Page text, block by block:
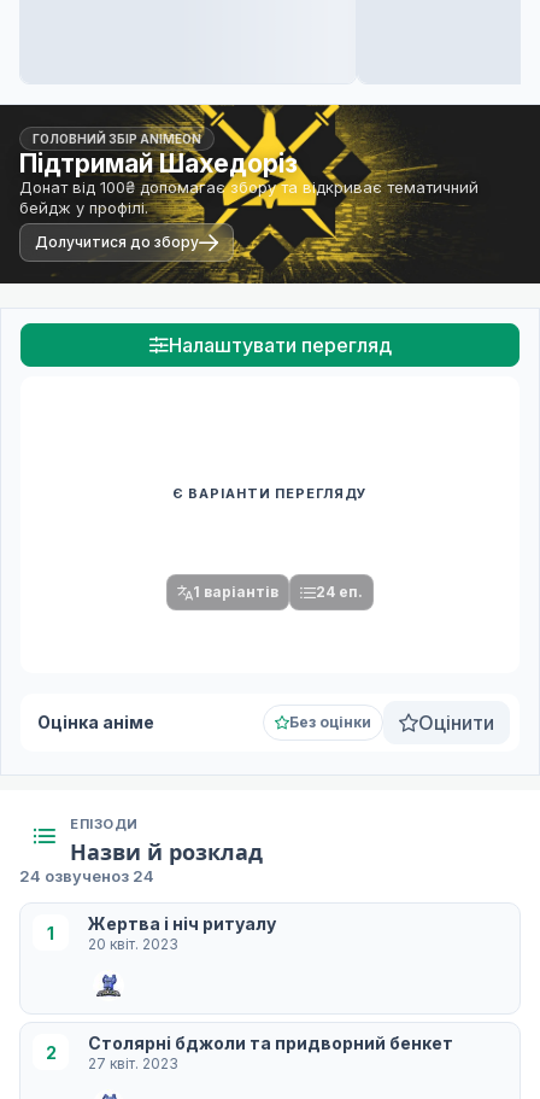
ГОЛОВНИЙ ЗБІР ANIMEON
Підтримай Шахедоріз
Донат від 100₴ допомагає збору та відкриває тематичний
бейдж у профілі.
Долучитися до збору
Налаштувати перегляд
Є ВАРІАНТИ ПЕРЕГЛЯДУ
1 варіантів 24 еп.
Оцінка аніме Без оцінки Оцінити
ЕПІЗОДИ
Назви й розклад
24 озвученоз 24
1 Жертва і ніч ритуалу
20 квіт. 2023
2 Столярні бджоли та придворний бенкет
27 квіт. 2023